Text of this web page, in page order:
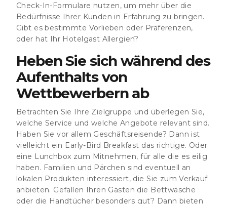
Check-In-Formulare nutzen, um mehr über die
Bedürfnisse Ihrer Kunden in Erfahrung zu bringen.
Gibt es bestimmte Vorlieben oder Präferenzen,
oder hat Ihr Hotelgast Allergien?
Heben Sie sich während des
Aufenthalts von
Wettbewerbern ab
Betrachten Sie Ihre Zielgruppe und überlegen Sie,
welche Service und welche Angebote relevant sind.
Haben Sie vor allem Geschäftsreisende? Dann ist
vielleicht ein Early-Bird Breakfast das richtige. Oder
eine Lunchbox zum Mitnehmen, für alle die es eilig
haben. Familien und Pärchen sind eventuell an
lokalen Produkten interessiert, die Sie zum Verkauf
anbieten. Gefallen Ihren Gästen die Bettwäsche
oder die Handtücher besonders gut? Dann bieten